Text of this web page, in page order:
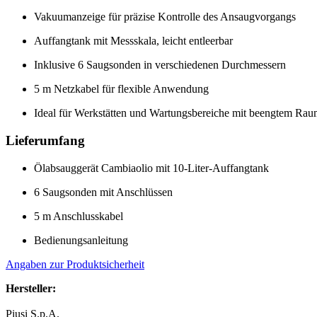
Vakuumanzeige für präzise Kontrolle des Ansaugvorgangs
Auffangtank mit Messskala, leicht entleerbar
Inklusive 6 Saugsonden in verschiedenen Durchmessern
5 m Netzkabel für flexible Anwendung
Ideal für Werkstätten und Wartungsbereiche mit beengtem
Lieferumfang
Ölabsauggerät Cambiaolio mit 10-Liter-Auffangtank
6 Saugsonden mit Anschlüssen
5 m Anschlusskabel
Bedienungsanleitung
Angaben zur Produktsicherheit
Hersteller:
Piusi S.p.A.